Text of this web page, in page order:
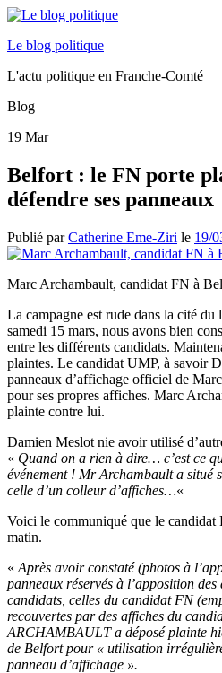
Le blog politique
L'actu politique en Franche-Comté
Blog
19 Mar
Belfort : le FN porte
défendre ses panneaux
Publié parCatherine Eme-Ziri le 19/
Marc Archambault, candidat FN à
La campagne est rude dans la cité
samedi 15 mars, nous avons bien
entre les différents candidats.
plaintes. Le candidat UMP, à savoir
panneaux d’affichage officiel de
pour ses propres affiches. Marc
plainte contre lui.
Damien Meslot nie avoir utilisé
« Quand on a rien à dire… c’est ce
événement ! Mr Archambault a situé
celle d’un colleur d’affiches…«
Voici le communiqué que le candidat
matin.
« Après avoir constaté (photos à
panneaux réservés à l’apposition
candidats, celles du candidat FN
recouvertes par des affiches du
ARCHAMBAULT a déposé plainte
de Belfort pour « utilisation
panneau d’affichage ».